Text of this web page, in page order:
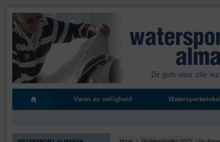
Varen en veiligheid
Home \ Getijdentabellen 2025 \